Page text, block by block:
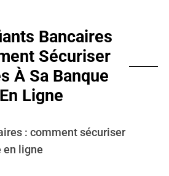
Bancaires
Sécuriser
À Sa Banque
En Ligne